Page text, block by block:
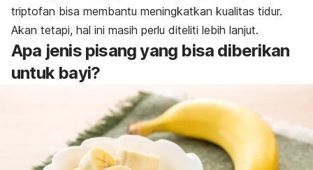
triptofan bisa membantu meningkatkan kualitas tidur.
Akan tetapi, hal ini masih perlu diteliti lebih lanjut.
Apa jenis pisang yang bisa diberikan
untuk bayi?